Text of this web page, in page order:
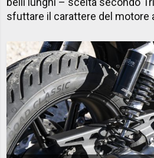
sfuttare il carattere del motore